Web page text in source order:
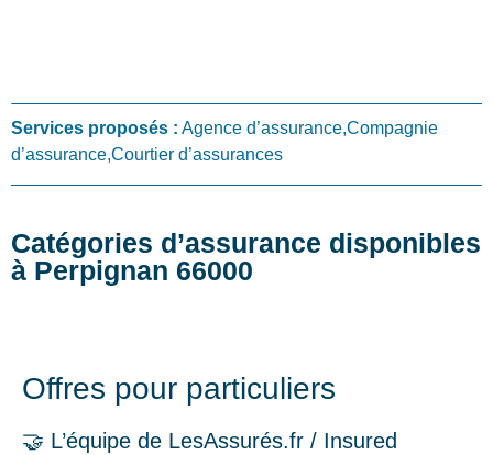
Services proposés : Agence d’assurance,Compagnie
d’assurance,Courtier d’assurances
Catégories d’assurance disponibles
à Perpignan 66000
Offres pour particuliers
🤝 L’équipe de LesAssurés.fr / Insured